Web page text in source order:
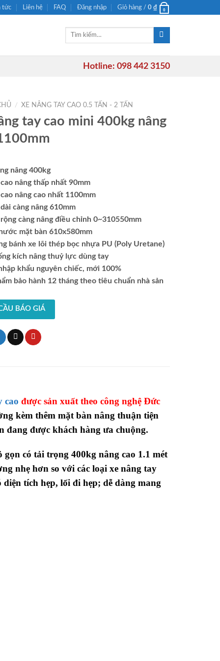
tức Liên hệ FAQ Đăng nhập Giỏ hàng / 0 ₫ 0
Tìm
Hotline: 098 442 3150
/ XE NÂNG TAY CAO 0.5 TẤN - 2 TẤN
tay cao mini 400kg nâng
nâng 400kg
nâng thấp nhất 90mm
nâng cao nhất 1100mm
càng nâng 610mm
càng nâng điều chỉnh 0~310550mm
mặt bàn 610x580mm
bánh xe lõi thép bọc nhựa PU (Poly Uretane)
kích nâng thuỷ lực dùng tay
khẩu nguyên chiếc, mới 100%
bảo hành 12 tháng theo tiêu chuẩn nhà sản
BÁO GIÁ
cao được sản xuất theo công nghệ Đức
kèm thêm mặt bàn nâng thuận tiện
đang được khách hàng ưa chuộng.
gọn có tải trọng 400kg nâng cao 1.1 mét
nhẹ hơn so với các loại xe nâng tay
tích hẹp, lối đi hẹp; dễ dàng mang